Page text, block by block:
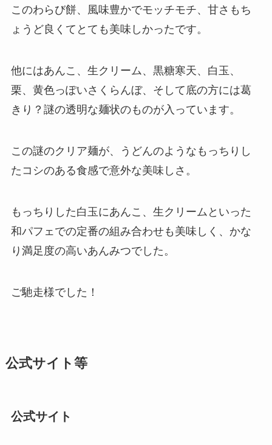
このわらび餅、風味豊かでモッチモチ、甘さもち
ょうど良くてとても美味しかったです。
他にはあんこ、生クリーム、黒糖寒天、白玉、
栗、黄色っぽいさくらんぼ、そして底の方には葛
きり？謎の透明な麺状のものが入っています。
この謎のクリア麺が、うどんのようなもっちりし
たコシのある食感で意外な美味しさ。
もっちりした白玉にあんこ、生クリームといった
和パフェでの定番の組み合わせも美味しく、かな
り満足度の高いあんみつでした。
ご馳走様でした！
公式サイト等
公式サイト